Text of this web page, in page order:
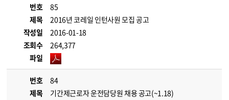
번호
85
제목
2016년 코레일 인턴사원 모집 공고
작성일
2016-01-18
조회수
264,377
파일
번호
84
제목
기간제근로자 운전담당원 채용 공고(~1.18)